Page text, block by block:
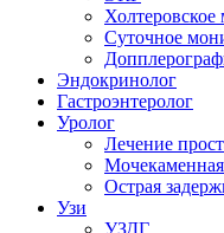
Суточное
Эндокринолог
Гастроэнтеролог
Уролог
Лечение
Мочекаменная
Острая
Узи
УЗДГ